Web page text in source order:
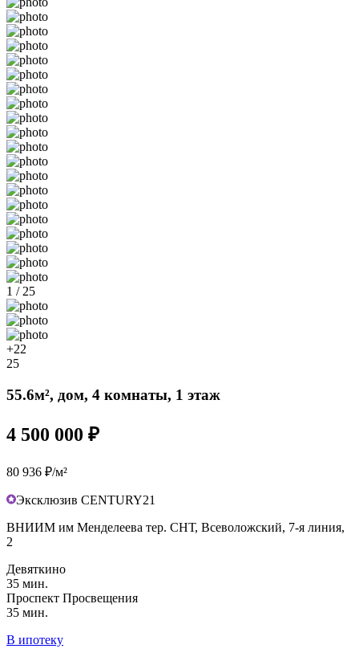
1 / 25
+22
25
55.6м², дом, 4 комнаты, 1 этаж
4 500 000 ₽
80 936 ₽/м²
Эксклюзив CENTURY21
ВНИИМ им Менделеева тер. СНТ, Всеволожский, 7-я линия,
2
Девяткино
35 мин.
Проспект Просвещения
35 мин.
В ипотеку